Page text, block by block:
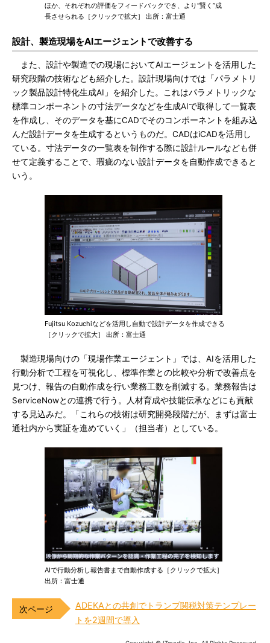
ほか、それぞれの評価をフィードバックでき、より“賢く”成
長させられる［クリックで拡大］ 出所：富士通
設計、製造現場をAIエージェントで改善する
また、設計や製造での現場においてAIエージェントを活用した
研究段階の技術なども紹介した。設計現場向けでは「パラメトリ
ック製品設計特化生成AI」を紹介した。これはパラメトリックな
標準コンポーネントの寸法データなどを生成AIで取得して一覧表
を作成し、そのデータを基にCADでそのコンポーネントを組み込
んだ設計データを生成するというものだ。CADはiCADを活用し
ている。寸法データの一覧表を制作する際に設計ルールなども併
せて定義することで、瑕疵のない設計データを自動作成できると
いう。
Fujitsu Kozuchiなどを活用し自動で設計データを作成できる
［クリックで拡大］ 出所：富士通
製造現場向けの「現場作業エージェント」では、AIを活用した
行動分析で工程を可視化し、標準作業との比較や分析で改善点を
見つけ、報告の自動作成を行い業務工数を削減する。業務報告は
ServiceNowとの連携で行う。人材育成や技能伝承などにも貢献
する見込みだ。「これらの技術は研究開発段階だが、まずは富士
通社内から実証を進めていく」（担当者）としている。
AIで行動分析し報告書まで自動作成する［クリックで拡大］
出所：富士通
ADEKAとの共創でトランプ関税対策テンプレー
トを2週間で導入